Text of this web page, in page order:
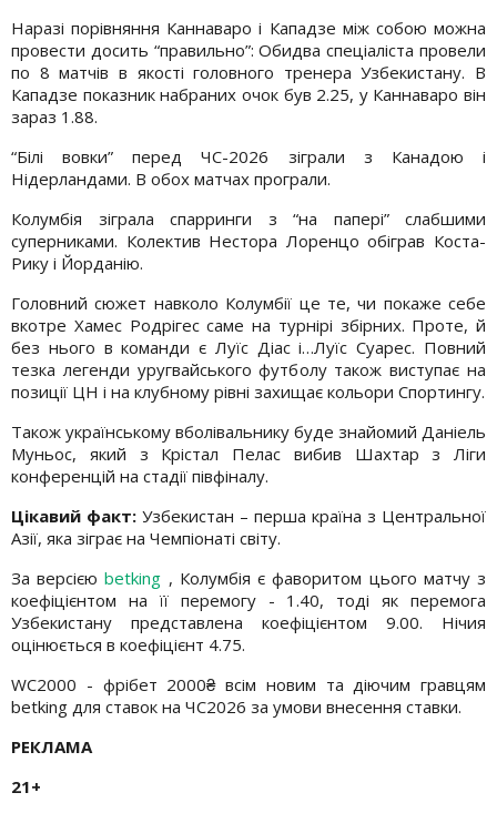
Наразі порівняння Каннаваро і Кападзе між собою можна
провести досить “правильно”: Обидва спеціаліста провели
по 8 матчів в якості головного тренера Узбекистану. В
Кападзе показник набраних очок був 2.25, у Каннаваро він
зараз 1.88.
“Білі вовки” перед ЧС-2026 зіграли з Канадою і
Нідерландами. В обох матчах програли.
Колумбія зіграла спарринги з “на папері” слабшими
суперниками. Колектив Нестора Лоренцо обіграв Коста-
Рику і Йорданію.
Головний сюжет навколо Колумбії це те, чи покаже себе
вкотре Хамес Родрігес саме на турнірі збірних. Проте, й
без нього в команди є Луїс Діас і…Луїс Суарес. Повний
тезка легенди уругвайського футболу також виступає на
позиції ЦН і на клубному рівні захищає кольори Спортингу.
Також українському вболівальнику буде знайомий Даніель
Муньос, який з Крістал Пелас вибив Шахтар з Ліги
конференцій на стадії півфіналу.
Цікавий факт: Узбекистан – перша країна з Центральної
Азії, яка зіграє на Чемпіонаті світу.
За версієюbetking , Колумбія є фаворитом цього матчу з
коефіцієнтом на її перемогу - 1.40, тоді як перемога
Узбекистану представлена коефіцієнтом 9.00. Нічия
оцінюється в коефіцієнт 4.75.
WC2000 - фрібет 2000₴ всім новим та діючим гравцям
betking для ставок на ЧС2026 за умови внесення ставки.
РЕКЛАМА
21+